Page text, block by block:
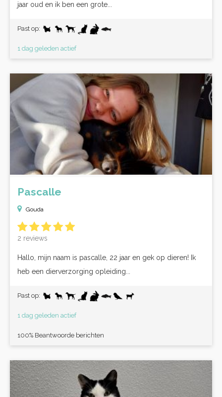
jaar oud en ik ben een grote...
Past op:
1 dag geleden actief
Pascalle
Gouda
2 reviews
Hallo, mijn naam is pascalle, 22 jaar en gek op dieren! Ik
heb een dierverzorging opleiding...
Past op:
1 dag geleden actief
100% Beantwoorde berichten